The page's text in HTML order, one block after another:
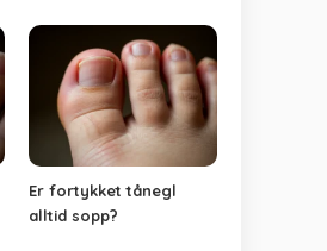
Er fortykket tånegl
alltid sopp?